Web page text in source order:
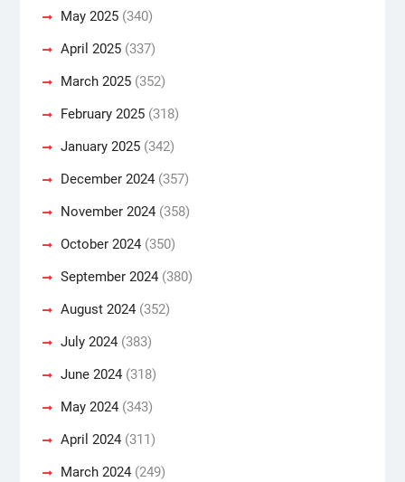
May 2025(340)
April 2025(337)
March 2025(352)
February 2025(318)
January 2025(342)
December 2024(357)
November 2024(358)
October 2024(350)
September 2024(380)
August 2024(352)
July 2024(383)
June 2024(318)
May 2024(343)
April 2024(311)
March 2024(249)